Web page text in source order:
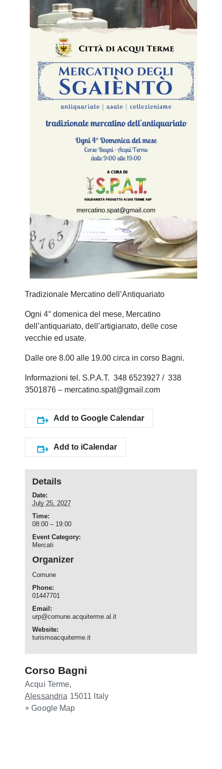
Tradizionale Mercatino dell’Antiquariato
Ogni 4° domenica del mese, Mercatino
dell’antiquariato, dell’artigianato, delle cose
vecchie ed usate.
Dalle ore 8.00 alle 19.00 circa in corso Bagni.
Informazioni tel. S.P.A.T. 348 6523927 / 338
3501876 – mercatino.spat@gmail.com
Add to Google Calendar
Add to iCalendar
Details
Date:
July 25, 2027
Time:
08:00 – 19:00
Event Category:
Mercati
Organizer
Comune
Phone:
01447701
Email:
urp@comune.acquiterme.al.it
Website:
turismoacquiterme.it
Corso Bagni
Acqui Terme,
Alessandria 15011 Italy
+ Google Map